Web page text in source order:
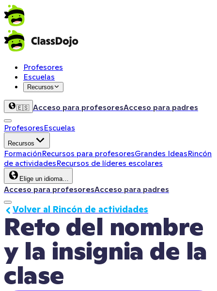
Profesores
Escuelas
Recursos
🇪🇸 Acceso para profesoresAcceso para padres
ProfesoresEscuelas
Recursos
FormaciónRecursos para profesoresGrandes IdeasRincón
de actividadesRecursos de líderes escolares
Elige un idioma…
Acceso para profesoresAcceso para padres
Reto del nombre
y la insignia de la
clase
Volver al Rincón de actividades